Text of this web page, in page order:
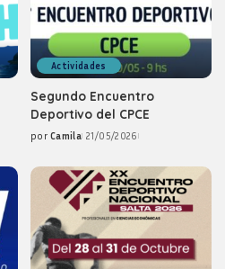
Actividades
Segundo Encuentro
Deportivo del CPCE
Posted
por Camila 21/05/2026